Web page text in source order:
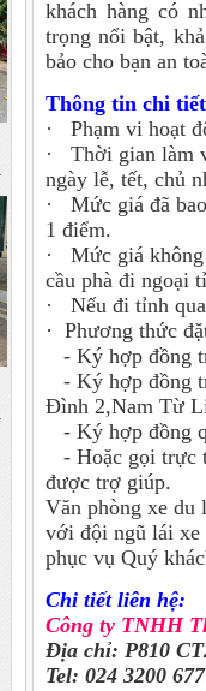
khách hàng có
trọng nổi bật,
bảo cho bạn an
Thông tin chi tiết
· Phạm vi hoạt
· Thời gian làm
ngày lễ, tết, chủ
· Mức giá đã
1 điểm.
· Mức giá không
cầu phà đi ngoại
· Nếu đi tỉnh
· Phương thức
- Ký hợp đồng
- Ký hợp đồng
Đình 2,Nam Từ
- Ký hợp đồng
- Hoặc gọi trực
được trợ giúp.
Văn phòng xe
với đội ngũ lái xe
phục vụ Quý
Chi tiết liên hệ:
Công ty TNHH
Địa chỉ: P810
Tel: 024 3200